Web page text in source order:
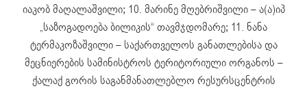
იაკობ მაღალაშვილი; 10. მარინე მღებრიშვილი – ა(ა)იპ
„საზოგადოება ბილიკის“ თავმჯდომარე; 11. ნანა
ტერმაკოზაშვილი – საქართველოს განათლებისა და
მეცნიერების სამინისტროს ტერიტორიული ორგანოს –
ქალაქ გორის საგანმანათლებლო რესურსცენტრის